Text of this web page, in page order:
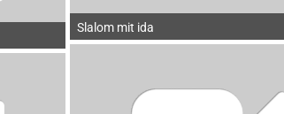
Slalom mit ida